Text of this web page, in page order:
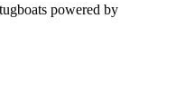
powered by